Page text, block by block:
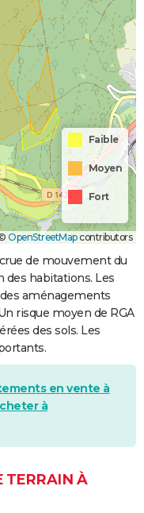
Faible
Moyen
Fort
OpenStreetMapcontributors
de mouvement du
des habitations. Les
aménagements
risque moyen de RGA
des sols. Les
en vente à
à
TERRAIN À